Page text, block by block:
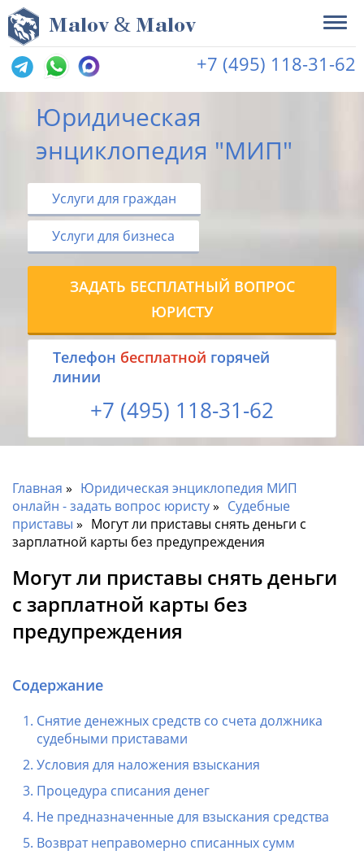
Malov & Malov
+7 (495) 118-31-62
Юридическая
энциклопедия "МИП"
Услуги для граждан
Услуги для бизнеса
ЗАДАТЬ БЕСПЛАТНЫЙ ВОПРОС
ЮРИСТУ
Tелефон бесплатной горячей
линии
+7 (495) 118-31-62
Главная
Юридическая энциклопедия МИП
онлайн - задать вопрос юристу
Судебные
приставы
Могут ли приставы снять деньги с
зарплатной карты без предупреждения
Могут ли приставы снять деньги
с зарплатной карты без
предупреждения
Содержание
Снятие денежных средств со счета должника
судебными приставами
Условия для наложения взыскания
Процедура списания денег
Не предназначенные для взыскания средства
Возврат неправомерно списанных сумм